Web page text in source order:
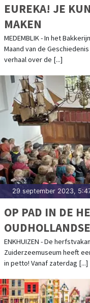
EUREKA! JE
MAKEN
MEDEMBLIK - In het
Maand van de
verhaal over de [...]
29 september 2023,
OP PAD IN DE
ENKHUIZEN - De
Zuiderzeemuseum heeft
in petto! Vanaf zaterdag [...]